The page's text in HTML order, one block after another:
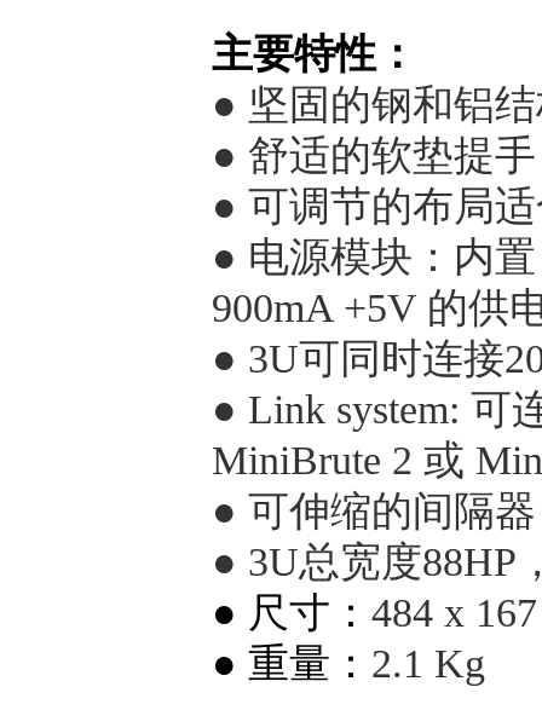
主要特性：
● 坚固的钢和铝
● 舒适的软垫提手
● 可调节的布局
● 电源模块：内
900mA +5V 的供
● 3U可同时连接
● Link system: 可
MiniBrute 2 或
● 可伸缩的间隔
● 3U总宽度88HP
● 尺寸： 484 x
● 重量： 2.1 Kg